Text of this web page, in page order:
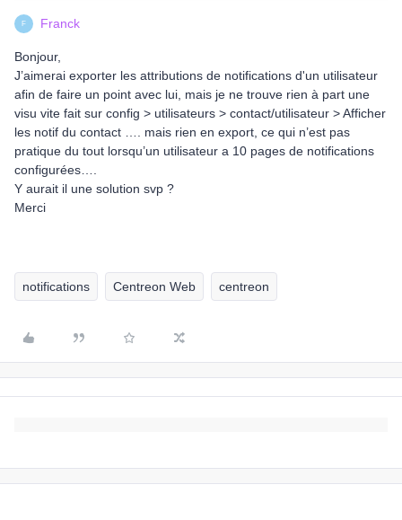
F Franck
Bonjour,
J’aimerai exporter les attributions de notifications d'un utilisateur
afin de faire un point avec lui, mais je ne trouve rien à part une
visu vite fait sur config > utilisateurs > contact/utilisateur > Afficher
les notif du contact …. mais rien en export, ce qui n’est pas
pratique du tout lorsqu’un utilisateur a 10 pages de notifications
configurées….
Y aurait il une solution svp ?
Merci
notifications Centreon Web centreon